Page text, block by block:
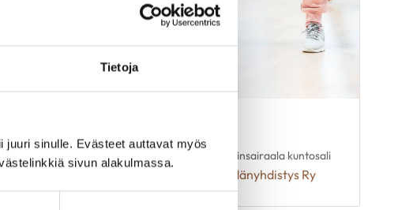
Tietoja
sinulle. Evästeet auttavat myös
sivun alakulmassa.
19
elo Kaupunginsairaala kuntosali
Lahden Sydänyhdistys Ry